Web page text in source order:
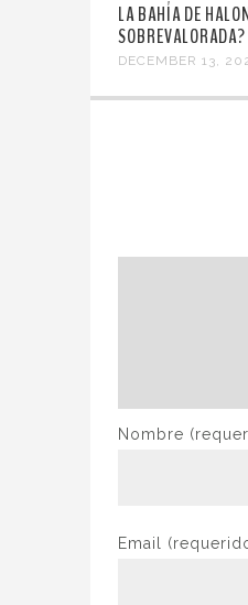
LA BAHÍA DE
SOBREVALORADA?
DECEMBER 13,
Nombre
Email